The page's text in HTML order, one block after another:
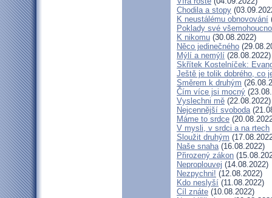
Chodila a stopy
K neustálému obnovování
Poklady své
K nikomu (30.08.2022)
Něco jedinečného
Mýlí a nemýlí (28.08.2022)
Skřítek Kostelníček:
Ještě je tolik dobrého, co
Směrem k druhým
Čím více jsi mocný
Vyslechni mě (22.08.2022)
Nejcennější svoboda
Máme to srdce
V mysli, v srdci a na rtech
Sloužit druhým
Naše snaha(16.08.2022)
Přirozený zákon
Neproplouvej (14.08.2022)
Nezpychni! (12.08.2022)
Kdo neslyší (11.08.2022)
Cíl znáte (10.08.2022)